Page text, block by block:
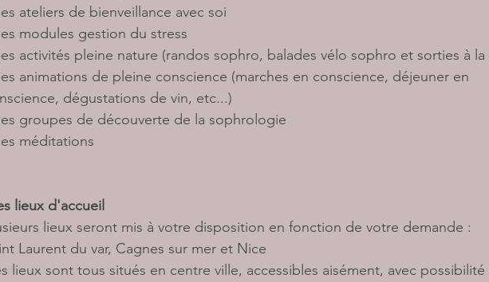
ateliers de bienveillance avec soi
modules gestion du stress
activités pleine nature (randos sophro, balades vélo sophro et sorties à la
animations de pleine conscience (marches en conscience, déjeuner en
dégustations de vin, etc...)
groupes de découverte de la sophrologie
méditations
lieux d'accueil
lieux seront mis à votre disposition en fonction de votre demande :
Laurent du var, Cagnes sur mer et Nice
lieux sont tous situés en centre ville, accessibles aisément, avec possibilité